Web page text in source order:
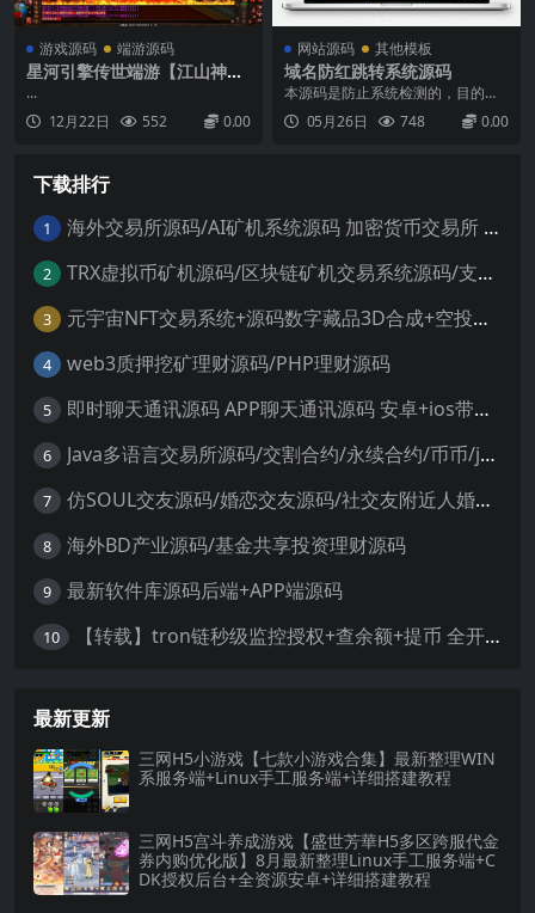
游戏源码 端游源码
星河引擎传世端游【江山神武
系服务端+彩虹登陆器+客户端
+详细搭建教程
...
12月22日
552 0.00
网站源码 其他模板
域名防红跳转系统源码
本源码是防止系统检测的，目的是
防红，需要你的域名是还没有红的
状态，页面挺美观的测试环境：PH
05月26日 748 0.00
下载排行
1 海外交易所源码/AI矿机系统源码 加密货币交易所 智能交易所源码
2 TRX虚拟币矿机源码/区块链矿机交易系统源码/支持 4国语言+usdt充值+搭建视频教程
3 元宇宙NFT交易系统+源码数字藏品3D合成+空投盲盒玩法抽集卡
4 web3质押挖矿理财源码/PHP理财源码
5 即时聊天通讯源码 APP聊天通讯源码 安卓+ios带后端源码控制
6 Java多语言交易所源码/交割合约/永续合约/币币/java服务端
7 仿SOUL交友源码/婚恋交友源码/社交友附近人婚恋约仿陌陌APP源码系统
8 海外BD产业源码/基金共享投资理财源码
9 最新软件库源码后端+APP端源码
10 【转载】tron链秒级监控授权+查余额+提币 全开源带视频教程文字教程
最新更新
三网H5小游戏【七款小游戏合集】最新整理WIN
系服务端+Linux手工服务端+详细搭建教程
三网H5宫斗养成游戏【盛世芳華H5多区跨服代金
券内购优化版】8月最新整理Linux手工服务端+C
DK授权后台+全资源安卓+详细搭建教程